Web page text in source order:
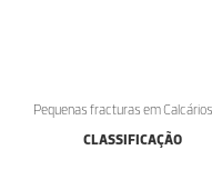
Pequenas fracturas em
CLASSIFICAÇÃO